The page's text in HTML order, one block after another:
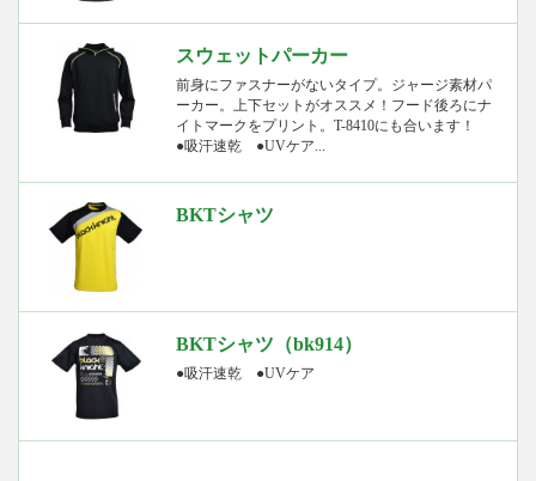
スウェットパーカー
前身にファスナーがないタイプ。ジャージ素材パ
ーカー。上下セットがオススメ！フード後ろにナ
イトマークをプリント。T-8410にも合います！
●吸汗速乾 ●UVケア...
BKTシャツ
BKTシャツ（bk914）
●吸汗速乾 ●UVケア